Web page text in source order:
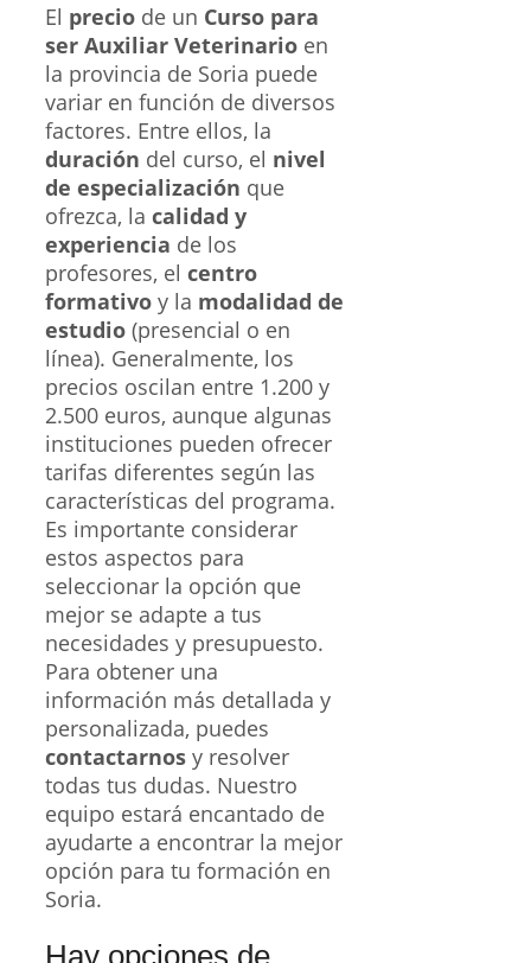
El precio de un Curso para
ser Auxiliar Veterinario en
la provincia de Soria puede
variar en función de diversos
factores. Entre ellos, la
duración del curso, el nivel
de especialización que
ofrezca, la calidad y
experiencia de los
profesores, el centro
formativo y la modalidad de
estudio (presencial o en
línea). Generalmente, los
precios oscilan entre 1.200 y
2.500 euros, aunque algunas
instituciones pueden ofrecer
tarifas diferentes según las
características del programa.
Es importante considerar
estos aspectos para
seleccionar la opción que
mejor se adapte a tus
necesidades y presupuesto.
Para obtener una
información más detallada y
personalizada, puedes
contactarnos y resolver
todas tus dudas. Nuestro
equipo estará encantado de
ayudarte a encontrar la mejor
opción para tu formación en
Soria.